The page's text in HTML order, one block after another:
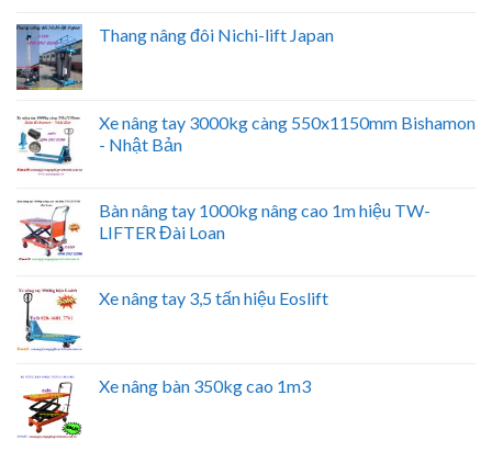
Thang nâng đôi Nichi-lift Japan
Xe nâng tay 3000kg càng 550x1150mm Bishamon
- Nhật Bản
Bàn nâng tay 1000kg nâng cao 1m hiệu TW-
LIFTER Đài Loan
Xe nâng tay 3,5 tấn hiệu Eoslift
Xe nâng bàn 350kg cao 1m3